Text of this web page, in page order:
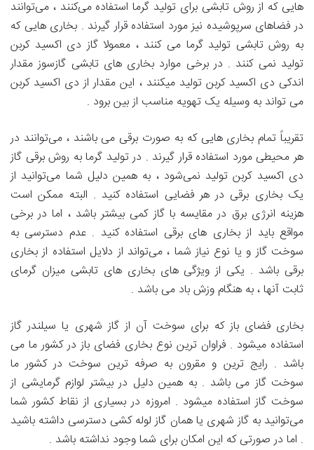
هایی که از روش تابشی برای تولید گرما استفاده می‌کنند ، می‌توانند
در فضاهای سرپوشیده نیز مورد استفاده قرار گیرند . بخاری هایی که
به روش تابشی تولید گرما می کنند ، معمولا گاز دی اکسید کربن
تولید نمی کنند . در برخی موارد بخاری های تابشی گازسوز مقدار
اندکی دی اکسید کربن تولید میکنند ، این مقدار از دی اکسید کربن
می تواند به وسیله یک تهویه مناسب از بین برود .
تقریباً تمام بخاری هایی که به صورت برقی می باشند ، می‌توانند در
هر محیطی مورد استفاده قرار گیرند . در تولید گرما به روش برقی گاز
دی اکسید کربن تولید نمی‌شود ، به همین دلیل شما می‌توانید از
یک بخاری برقی در هر فضایی استفاده کنید . البته ممکن است
هزینه انرژی برق در مقایسه با گاز کمی بیشتر باشد ، اما در برخی
مواقع باید از بخاری های برقی استفاده کنید . عدم دسترسی به
سوخت گاز و یا نوع نیاز شما ، می‌تواند از دلایل استفاده از بخاری
برقی باشد . یکی از ویژگی های بخاری های تابشی میزان گرمای
ثابت آنها ، به هنگام وزش باد می باشد .
بخاری فضای باز که برای سوخت آن از گاز شهری یا سیلندر گاز
استفاده میشود . فراوان ترین نوع بخاری فضای باز در کشور ما می
باشد . رایج ترین و مقرون به صرفه ترین سوخت در کشور ما
سوخت گاز می باشد . به همین دلیل در بیشتر لوازم گرمایشی از
سوخت گاز استفاده میشود . امروزه در بسیاری از نقاط کشور شما
می‌توانید به گاز شهری یا همان گاز لوله کشی دسترسی داشته باشید
. اما در صورتی که این امکان برای شما وجود نداشته باشد .